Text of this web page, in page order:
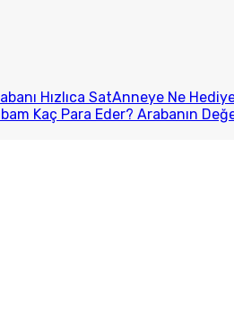
Hızlıca SatAnneye Ne
Kaç Para Eder? Arabanın